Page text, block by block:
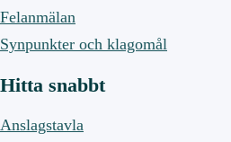
Felanmälan
Synpunkter och klagomål
Hitta snabbt
Anslagstavla